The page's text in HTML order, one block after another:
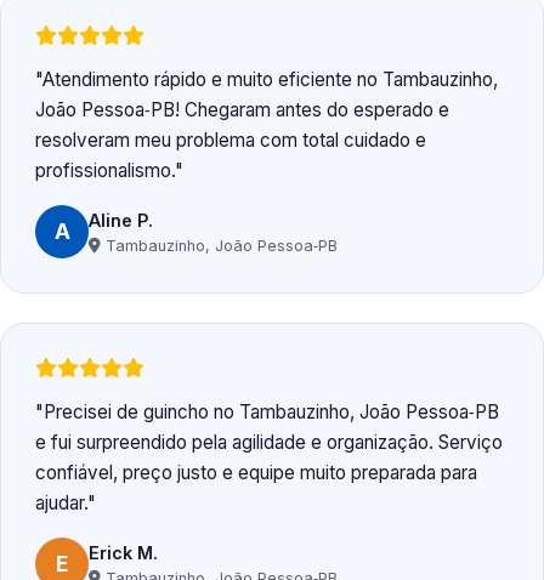
Atendimento rápido e muito eficiente no Tambauzinho,
João Pessoa‑PB! Chegaram antes do esperado e
resolveram meu problema com total cuidado e
profissionalismo.
A Aline P.
Tambauzinho, João Pessoa‑PB
Precisei de guincho no Tambauzinho, João Pessoa‑PB
e fui surpreendido pela agilidade e organização. Serviço
confiável, preço justo e equipe muito preparada para
ajudar.
E Erick M.